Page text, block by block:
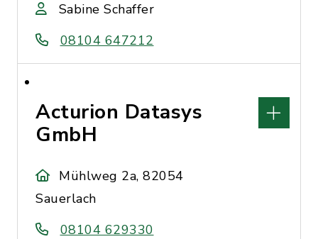
Sabine Schaffer
08104 647212
Acturion Datasys
GmbH
Mühlweg 2a, 82054
Sauerlach
08104 629330